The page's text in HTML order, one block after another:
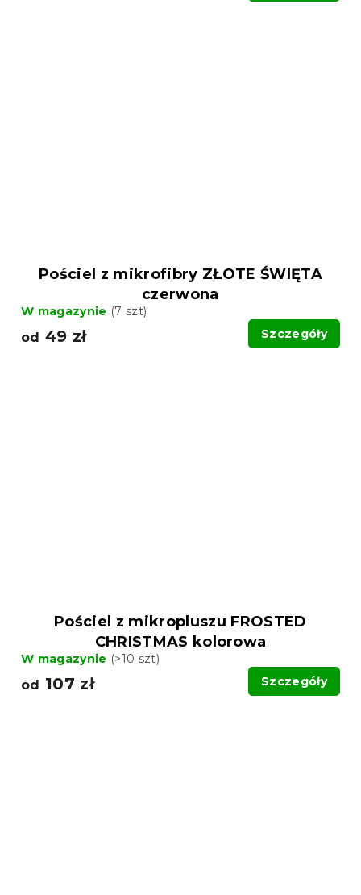
Pościel z mikrofibry ZŁOTE ŚWIĘTA
czerwona
W magazynie (7 szt)
od 49 zł Szczegóły
Pościel z mikropluszu FROSTED
CHRISTMAS kolorowa
W magazynie (>10 szt)
od 107 zł Szczegóły